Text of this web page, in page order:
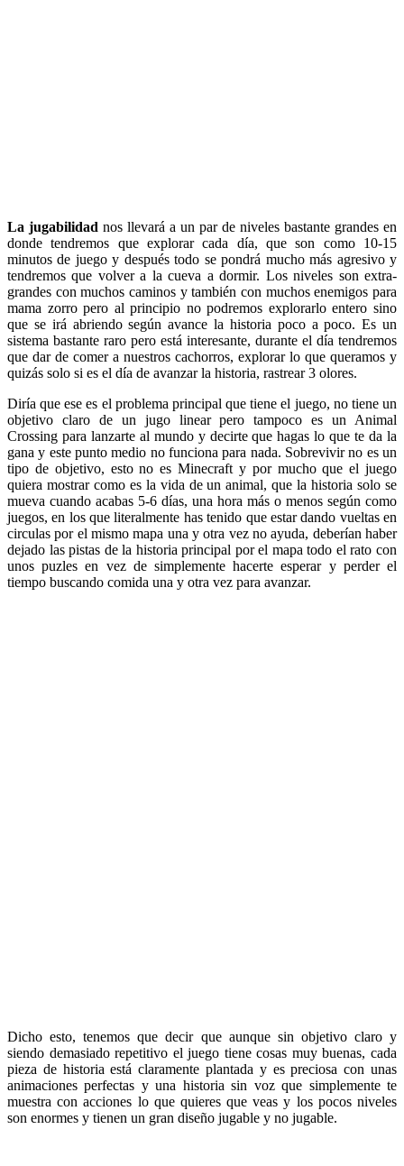
La jugabilidad nos llevará a un par de niveles bastante grandes en
donde tendremos que explorar cada día, que son como 10-15
minutos de juego y después todo se pondrá mucho más agresivo y
tendremos que volver a la cueva a dormir. Los niveles son extra-
grandes con muchos caminos y también con muchos enemigos para
mama zorro pero al principio no podremos explorarlo entero sino
que se irá abriendo según avance la historia poco a poco. Es un
sistema bastante raro pero está interesante, durante el día tendremos
que dar de comer a nuestros cachorros, explorar lo que queramos y
quizás solo si es el día de avanzar la historia, rastrear 3 olores.
Diría que ese es el problema principal que tiene el juego, no tiene un
objetivo claro de un jugo linear pero tampoco es un Animal
Crossing para lanzarte al mundo y decirte que hagas lo que te da la
gana y este punto medio no funciona para nada. Sobrevivir no es un
tipo de objetivo, esto no es Minecraft y por mucho que el juego
quiera mostrar como es la vida de un animal, que la historia solo se
mueva cuando acabas 5-6 días, una hora más o menos según como
juegos, en los que literalmente has tenido que estar dando vueltas en
circulas por el mismo mapa una y otra vez no ayuda, deberían haber
dejado las pistas de la historia principal por el mapa todo el rato con
unos puzles en vez de simplemente hacerte esperar y perder el
tiempo buscando comida una y otra vez para avanzar.
Dicho esto, tenemos que decir que aunque sin objetivo claro y
siendo demasiado repetitivo el juego tiene cosas muy buenas, cada
pieza de historia está claramente plantada y es preciosa con unas
animaciones perfectas y una historia sin voz que simplemente te
muestra con acciones lo que quieres que veas y los pocos niveles
son enormes y tienen un gran diseño jugable y no jugable.